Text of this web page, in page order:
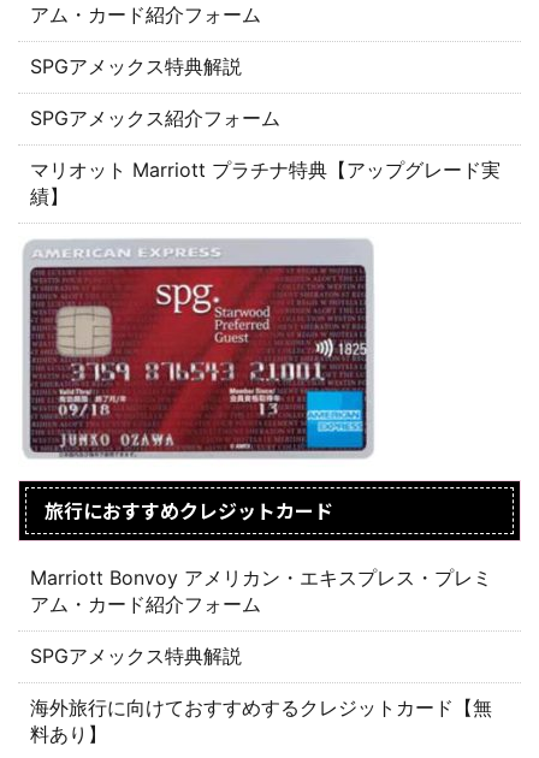
アム・カード紹介フォーム
SPGアメックス特典解説
SPGアメックス紹介フォーム
マリオット Marriott プラチナ特典【アップグレード実
績】
旅行におすすめクレジットカード
Marriott Bonvoy アメリカン・エキスプレス・プレミ
アム・カード紹介フォーム
SPGアメックス特典解説
海外旅行に向けておすすめするクレジットカード【無
料あり】